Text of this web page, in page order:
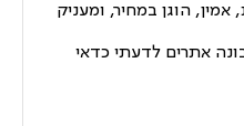
אמין, הוגן במחיר, ומעניק
אתרים לדעתי כדאי